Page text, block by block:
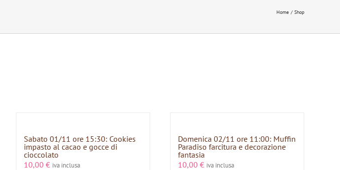
Home Shop
Sabato 01/11 ore 15:30: Cookies
impasto al cacao e gocce di
cioccolato
10,00 € iva inclusa
Domenica 02/11 ore 11:00: Muffin
Paradiso farcitura e decorazione
fantasia
10,00 € iva inclusa